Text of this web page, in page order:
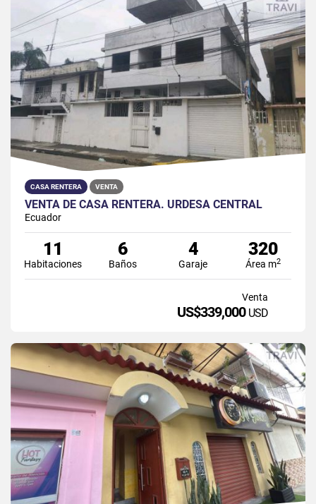
CASA RENTERA VENTA
VENTA DE CASA RENTERA. URDESA CENTRAL
Ecuador
11
Habitaciones
6
Baños
4
Garaje
320
Área m2
Venta
US$339,000 USD